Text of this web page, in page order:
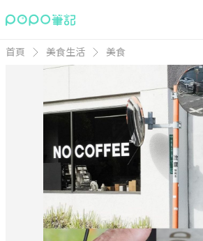
首頁 美食生活 美食